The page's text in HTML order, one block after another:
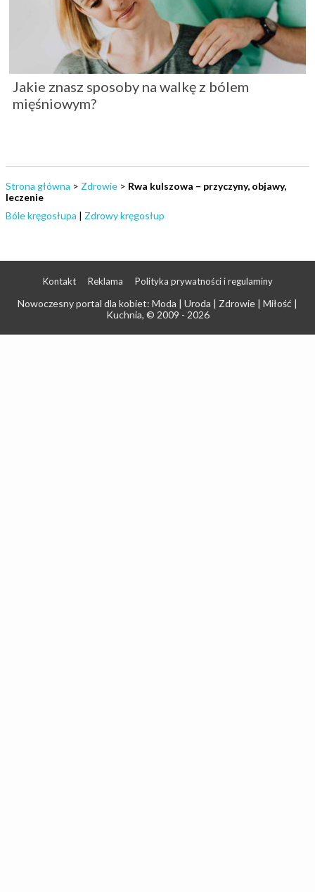
Jakie znasz sposoby na walkę z bólem
mięśniowym?
Strona główna > Zdrowie > Rwa kulszowa – przyczyny, objawy,
leczenie
Bóle kręgosłupa
Zdrowy kręgosłup
Kontakt Reklama Polityka prywatności i regulaminy
Nowoczesny portal dla kobiet: Moda | Uroda | Zdrowie | Miłość |
Kuchnia, © 2009 - 2026